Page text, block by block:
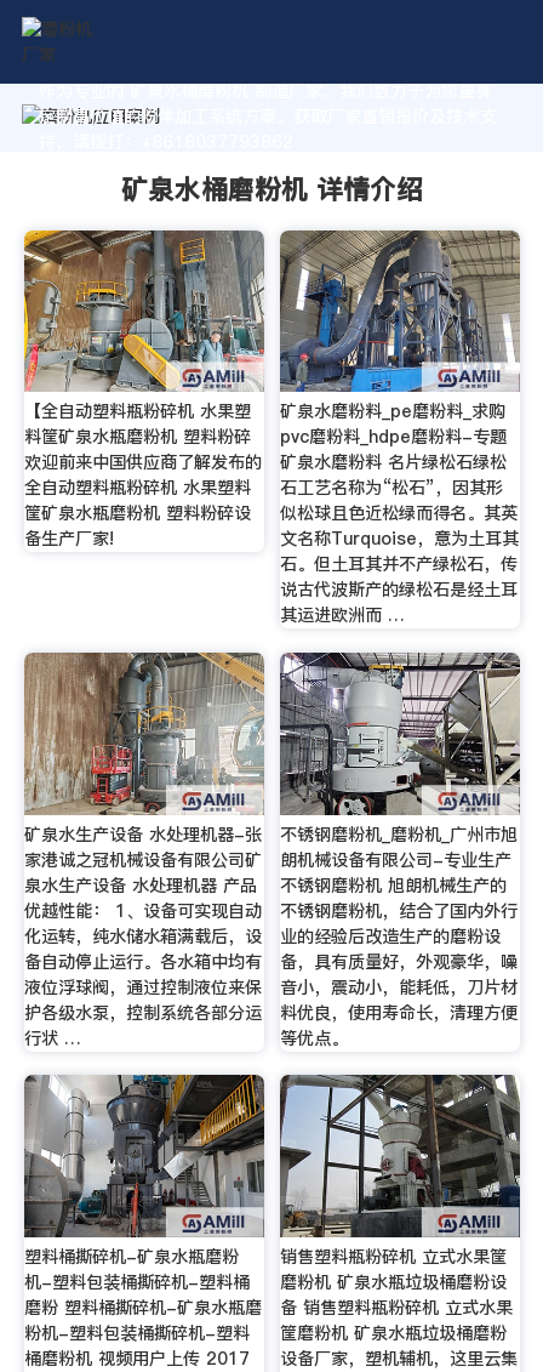
作为专业的 矿泉水桶磨粉机 制造厂家，我们致力于为您量身
定制高价值的粉体加工系统方案。获取厂家直销报价及技术支
矿泉水桶磨粉机 详情介绍
【全自动塑料瓶粉碎机 水果塑
料筐矿泉水瓶磨粉机 塑料粉碎
欢迎前来中国供应商了解发布的
全自动塑料瓶粉碎机 水果塑料
筐矿泉水瓶磨粉机 塑料粉碎设
备生产厂家!
矿泉水磨粉料_pe磨粉料_求购
pvc磨粉料_hdpe磨粉料-专题
矿泉水磨粉料 名片绿松石绿松
石工艺名称为“松石”，因其形
似松球且色近松绿而得名。其英
文名称Turquoise，意为土耳其
石。但土耳其并不产绿松石，传
说古代波斯产的绿松石是经土耳
其运进欧洲而 …
矿泉水生产设备 水处理机器-张
家港诚之冠机械设备有限公司矿
泉水生产设备 水处理机器 产品
优越性能： 1、设备可实现自动
化运转，纯水储水箱满载后，设
备自动停止运行。各水箱中均有
液位浮球阀，通过控制液位来保
护各级水泵，控制系统各部分运
行状 …
不锈钢磨粉机_磨粉机_广州市旭
朗机械设备有限公司-专业生产
不锈钢磨粉机 旭朗机械生产的
不锈钢磨粉机，结合了国内外行
业的经验后改造生产的磨粉设
备，具有质量好，外观豪华，噪
音小，震动小，能耗低，刀片材
料优良，使用寿命长，清理方便
等优点。
塑料桶撕碎机-矿泉水瓶磨粉
机-塑料包装桶撕碎机-塑料桶
磨粉 塑料桶撕碎机-矿泉水瓶磨
粉机-塑料包装桶撕碎机-塑料
桶磨粉机 视频用户上传 2017
销售塑料瓶粉碎机 立式水果筐
磨粉机 矿泉水瓶垃圾桶磨粉设
备 销售塑料瓶粉碎机 立式水果
筐磨粉机 矿泉水瓶垃圾桶磨粉
设备厂家，塑机辅机，这里云集